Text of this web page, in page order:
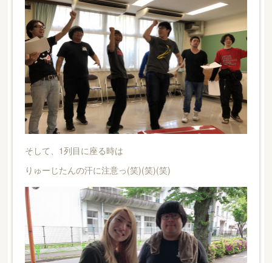
そして、1列目に座る時は
りゅーじたんの汗に注意っ(笑)(笑)(笑)